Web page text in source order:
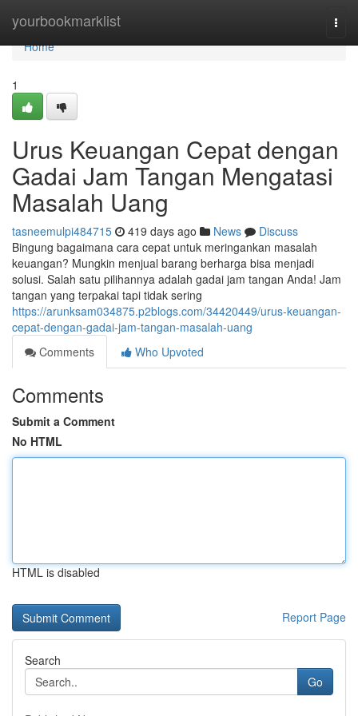
yourbookmarklist
Home
Home
1
Urus Keuangan Cepat dengan
Gadai Jam Tangan Mengatasi
Masalah Uang
tasneemulpi484715 419 days ago News
Discuss
Bingung bagaimana cara cepat untuk meringankan masalah
keuangan? Mungkin menjual barang berharga bisa menjadi
solusi. Salah satu pilihannya adalah gadai jam tangan Anda! Jam
tangan yang terpakai tapi tidak sering
https://arunksam034875.p2blogs.com/34420449/urus-keuangan-
cepat-dengan-gadai-jam-tangan-masalah-uang
Comments
Who Upvoted
Comments
Submit a Comment
No HTML
HTML is disabled
Report Page
Search
Go